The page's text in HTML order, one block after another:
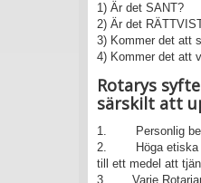
1) Är det SANT?
2) Är det
3) Kommer det att
4) Kommer det att
Rotarys
särskilt att
1. Personlig
2. Höga etiska
till ett medel att
3. Varje Rotarians